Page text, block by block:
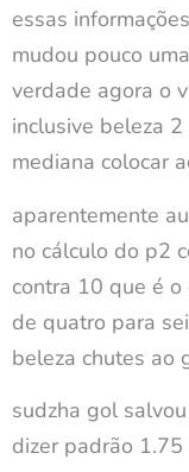
essas
mudou pouco
verdade agora o
inclusive beleza
mediana colocar
aparentemente
no cálculo do p2
contra 10 que é
de quatro para
beleza chutes ao
sudzha gol
dizer padrão